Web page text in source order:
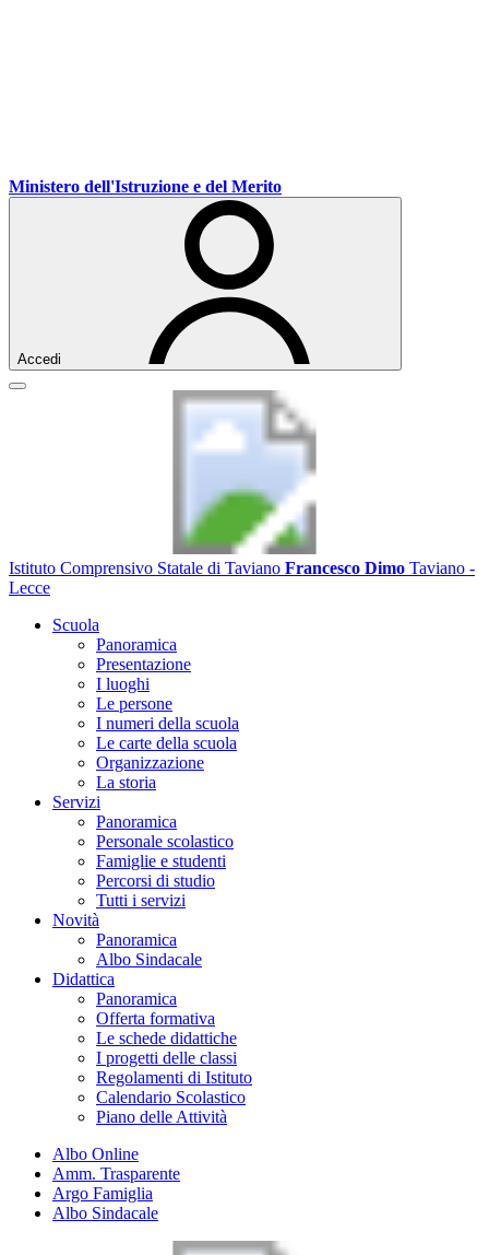
Vai
ai
Vai
al
Vai
al
Ministero dell'Istruzione e del Merito
Accedi
Istituto Comprensivo Statale di Taviano Francesco Dimo Taviano -
Lecce
Scuola
Panoramica
Presentazione
I luoghi
Le persone
I numeri della scuola
Le carte della scuola
Organizzazione
La storia
Servizi
Panoramica
Personale scolastico
Famiglie e studenti
Percorsi di studio
Tutti i servizi
Novità
Panoramica
Albo Sindacale
Didattica
Panoramica
Offerta formativa
Le schede didattiche
I progetti delle classi
Regolamenti di Istituto
Calendario Scolastico
Piano delle Attività
Albo Online
Amm. Trasparente
Argo Famiglia
Albo Sindacale